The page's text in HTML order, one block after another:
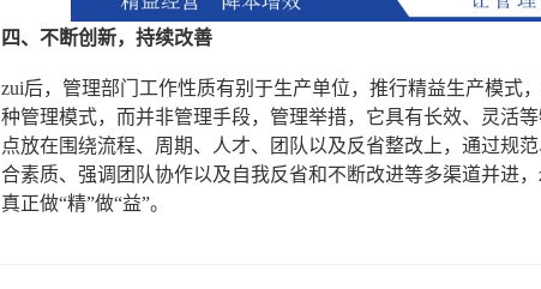
四、不断创新，持续改善
zui后，管理部门工作性质有别于生产单位，推行精益生产模式
种管理模式，而并非管理手段，管理举措，它具有长效、灵活
点放在围绕流程、周期、人才、团队以及反省整改上，通过规
合素质、强调团队协作以及自我反省和不断改进等多渠道并进
真正做“精”做“益”。